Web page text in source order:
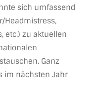
sich umfassend
Headmistress,
etc.) zu aktuellen
Ganz
im nächsten Jahr